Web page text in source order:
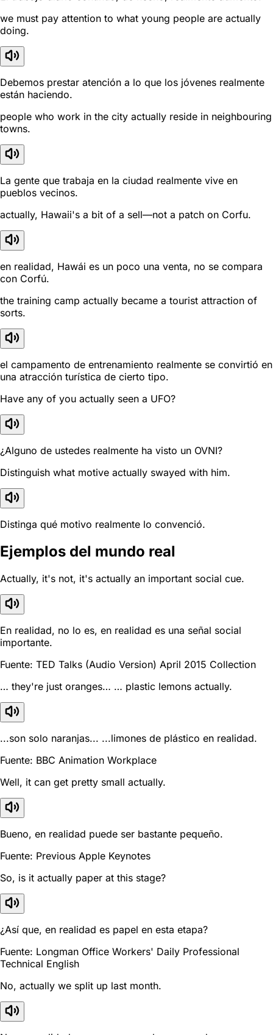
we must pay attention to what young people are actually
doing.
Debemos prestar atención a lo que los jóvenes realmente
están haciendo.
people who work in the city actually reside in neighbouring
towns.
La gente que trabaja en la ciudad realmente vive en
pueblos vecinos.
actually, Hawaii's a bit of a sell—not a patch on Corfu.
en realidad, Hawái es un poco una venta, no se compara
con Corfú.
the training camp actually became a tourist attraction of
sorts.
el campamento de entrenamiento realmente se convirtió en
una atracción turística de cierto tipo.
Have any of you actually seen a UFO?
¿Alguno de ustedes realmente ha visto un OVNI?
Distinguish what motive actually swayed with him.
Distinga qué motivo realmente lo convenció.
Ejemplos del mundo real
Actually, it's not, it's actually an important social cue.
En realidad, no lo es, en realidad es una señal social
importante.
Fuente: TED Talks (Audio Version) April 2015 Collection
… they're just oranges… … plastic lemons actually.
...son solo naranjas... ...limones de plástico en realidad.
Fuente: BBC Animation Workplace
Well, it can get pretty small actually.
Bueno, en realidad puede ser bastante pequeño.
Fuente: Previous Apple Keynotes
So, is it actually paper at this stage?
¿Así que, en realidad es papel en esta etapa?
Fuente: Longman Office Workers' Daily Professional
Technical English
No, actually we split up last month.